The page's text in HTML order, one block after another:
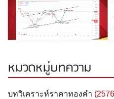
หมวดหมู่บทความ
บทวิเคราะห์ราคาทองคำ